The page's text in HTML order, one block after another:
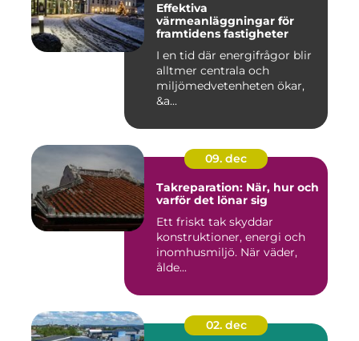
Effektiva
värmeanläggningar för
framtidens fastigheter
I en tid där energifrågor blir
alltmer centrala och
miljömedvetenheten ökar,
&a...
09. dec
Takreparation: När, hur och
varför det lönar sig
Ett friskt tak skyddar
konstruktioner, energi och
inomhusmiljö. När väder,
ålde...
02. dec